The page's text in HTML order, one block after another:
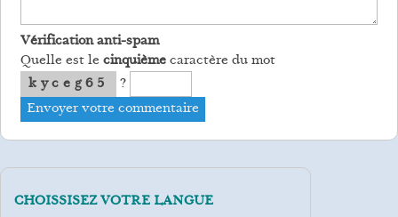
Vérification anti-spam
Quelle est le cinquièmecaractère du mot
kyceg65
?
CHOISSISEZ VOTRE LANGUE